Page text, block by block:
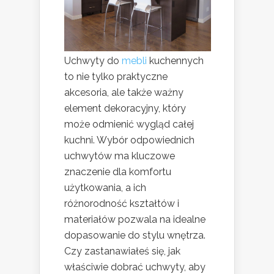
Uchwyty do mebli kuchennych
to nie tylko praktyczne
akcesoria, ale także ważny
element dekoracyjny, który
może odmienić wygląd całej
kuchni. Wybór odpowiednich
uchwytów ma kluczowe
znaczenie dla komfortu
użytkowania, a ich
różnorodność kształtów i
materiałów pozwala na idealne
dopasowanie do stylu wnętrza.
Czy zastanawiałeś się, jak
właściwie dobrać uchwyty, aby